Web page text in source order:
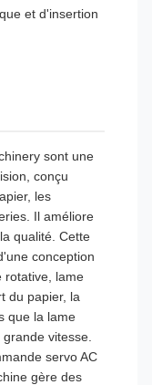
et d'insertion
sont une
conçu
les
Il améliore
qualité. Cette
conception
rotative, lame
du papier, la
que la lame
vitesse.
servo AC
gère des